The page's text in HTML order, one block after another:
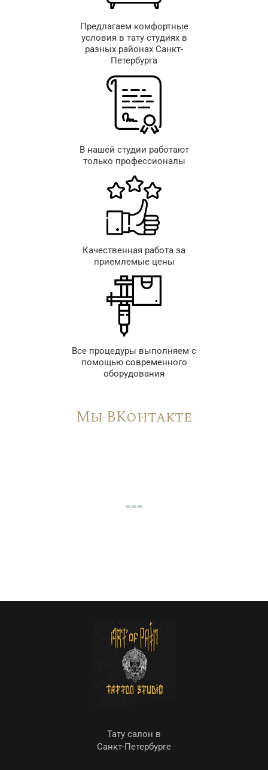
Предлагаем комфортные
условия в тату студиях в
разных районах Санкт-
Петербурга
В нашей студии работают
только профессионалы
Качественная работа за
приемлемые цены
Все процедуры выполняем с
помощью современного
оборудования
Мы ВКонтакте
Тату салон в
Санкт-Петербурге